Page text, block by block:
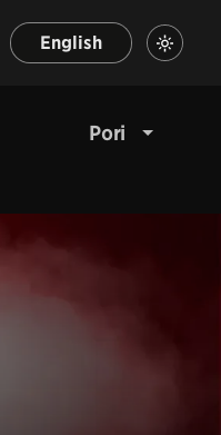
English
Pori